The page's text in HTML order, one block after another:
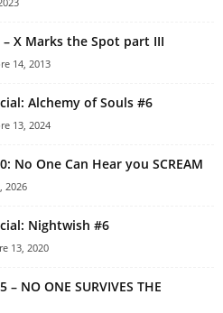
X Marks the Spot part III
14, 2013
Alchemy of Souls #6
13, 2024
No One Can Hear you SCREAM
2026
Nightwish #6
13, 2020
NO ONE SURVIVES THE